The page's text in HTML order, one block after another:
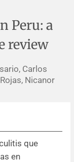
Peru: a
review
Carlos
Nicanor
que
en